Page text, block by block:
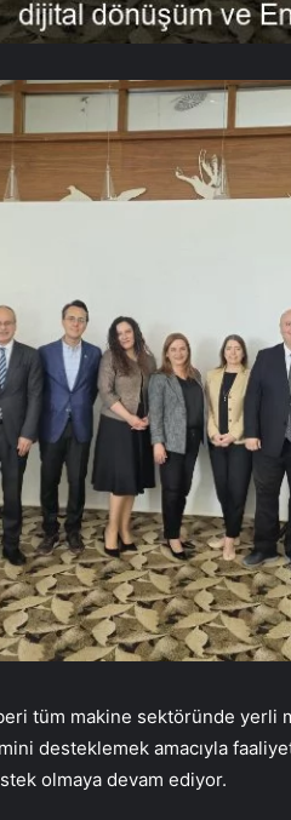
tüm makine sektöründe yerli
desteklemek amacıyla
olmaya devam ediyor.